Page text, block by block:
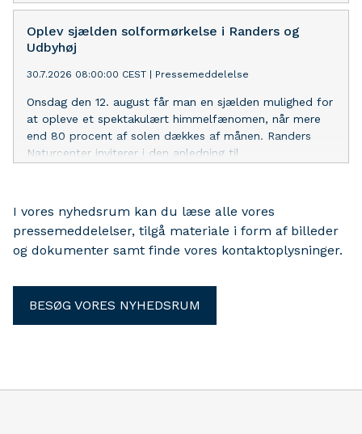
Samme dag er der Randers FritidsFestival, hvor
gæsterne kan møde lokale foreninger og finde nye
fællesskaber.
Oplev sjælden solformørkelse i Randers og
Udbyhøj
30.7.2026 08:00:00 CEST | Pressemeddelelse
Onsdag den 12. august får man en sjælden mulighed for
at opleve et spektakulært himmelfænomen, når mere
end 80 procent af solen dækkes af månen. Randers
Naturcenter inviterer i den anledning til
I vores nyhedsrum kan du læse alle vores
pressemeddelelser, tilgå materiale i form af billeder
og dokumenter samt finde vores kontaktoplysninger.
BESØG VORES NYHEDSRUM